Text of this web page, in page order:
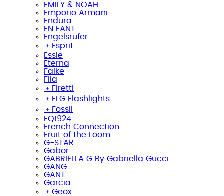
EMILY & NOAH
Emporio Armani
Endura
EN FANT
Engelsrufer
﹢ Esprit
Essie
Eterna
Falke
Fila
﹢ Firetti
﹢ FLG Flashlights
﹢ Fossil
FQ1924
French Connection
Fruit of the Loom
G-STAR
Gabor
GABRIELLA G By Gabriella Gucci
GANG
GANT
Garcia
﹢ Geox